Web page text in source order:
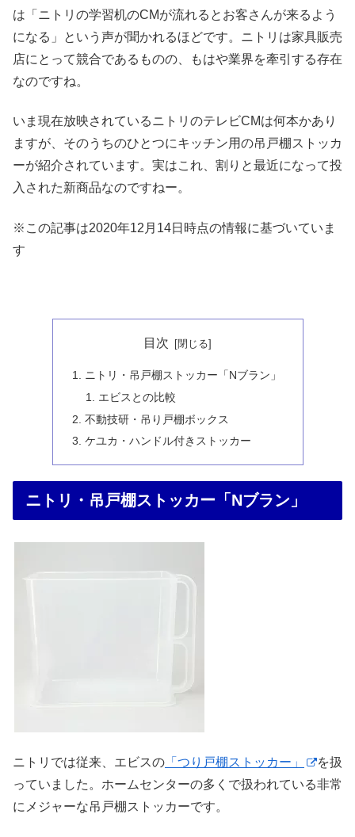
は「ニトリの学習机のCMが流れるとお客さんが来るよう
になる」という声が聞かれるほどです。ニトリは家具販売
店にとって競合であるものの、もはや業界を牽引する存在
なのですね。
いま現在放映されているニトリのテレビCMは何本かあり
ますが、そのうちのひとつにキッチン用の吊戸棚ストッカ
ーが紹介されています。実はこれ、割りと最近になって投
入された新商品なのですねー。
※この記事は2020年12月14日時点の情報に基づいていま
す
目次
ニトリ・吊戸棚ストッカー「Nブラン」
エビスとの比較
不動技研・吊り戸棚ボックス
ケユカ・ハンドル付きストッカー
ニトリ・吊戸棚ストッカー「Nブラン」
ニトリでは従来、エビスの 「つり戸棚ストッカー」
を扱
っていました。ホームセンターの多くで扱われている非常
にメジャーな吊戸棚ストッカーです。